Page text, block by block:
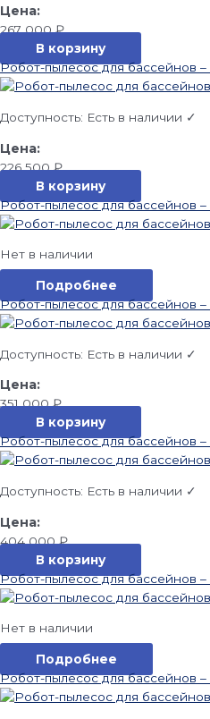
267 000₽
В корзину
Робот-пылесос для бассейнов
Доступность: Есть в наличии ✓
226 500₽
В корзину
Робот-пылесос для бассейнов
Нет в наличии
Подробнее
Робот-пылесос для бассейнов
Доступность: Есть в наличии ✓
351 000₽
В корзину
Робот-пылесос для бассейнов
Доступность: Есть в наличии ✓
404 000₽
В корзину
Робот-пылесос для бассейнов
Нет в наличии
Подробнее
Робот-пылесос для бассейнов